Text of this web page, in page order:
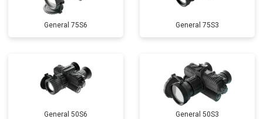
General 75S6 General 75S3
General 50S6 General 50S3